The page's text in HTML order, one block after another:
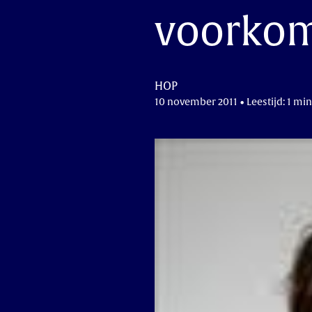
HOP
10 november 2011 • Leestijd: 1 min